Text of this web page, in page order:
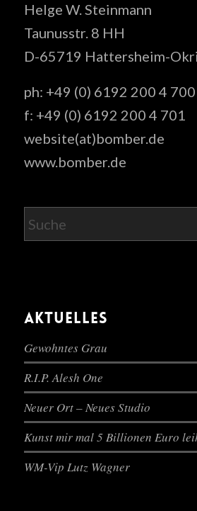
Helge W. Steinmann
Taunusstr. 8 HH
D-65719 Hattersheim-
ph: +49 (0) 6192 200 4 700
f: +49 (0) 6192 200 4 701
website(at)bomber.de
www.bomber.de
AKTUELLES
Gewohntes Grau
R.I.P. Alesh One
Neuer Ort – Neues Studio
Kunst mir mal 5 Billionen Euro
WM-Vip Lutz Wagner